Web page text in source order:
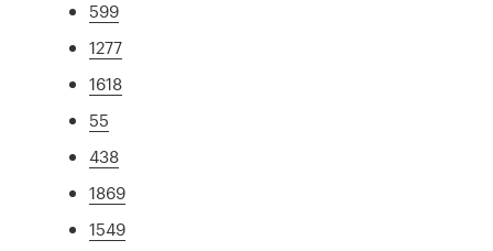
599
1277
1618
55
438
1869
1549